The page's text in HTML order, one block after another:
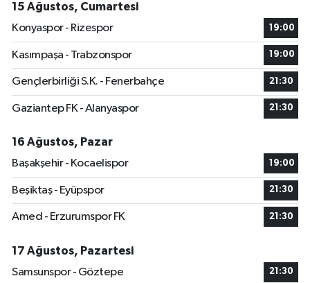
15 Ağustos, Cumartesi
Konyaspor - Rizespor
19:00
Kasımpaşa - Trabzonspor 19:00
Gençlerbirliği S.K. - Fenerbahçe 21:30
Gaziantep FK - Alanyaspor 21:30
16 Ağustos, Pazar
Başakşehir - Kocaelispor
19:00
Beşiktaş - Eyüpspor 21:30
Amed - Erzurumspor FK 21:30
17 Ağustos, Pazartesi
Samsunspor - Göztepe
21:30